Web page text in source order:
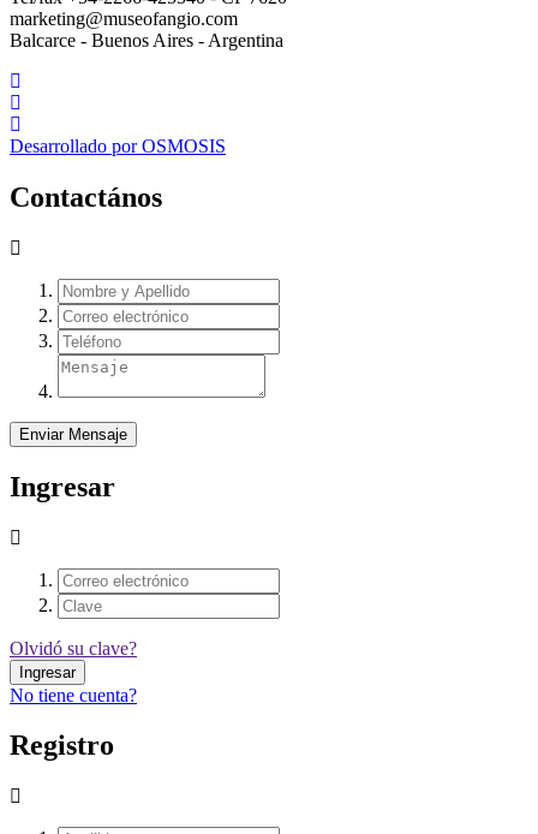
marketing@museofangio.com
Balcarce - Buenos Aires - Argentina
Desarrollado porOSMOSIS
Contactános
Enviar Mensaje
Ingresar
Olvidó su clave?
Ingresar
No tiene cuenta?
Registro